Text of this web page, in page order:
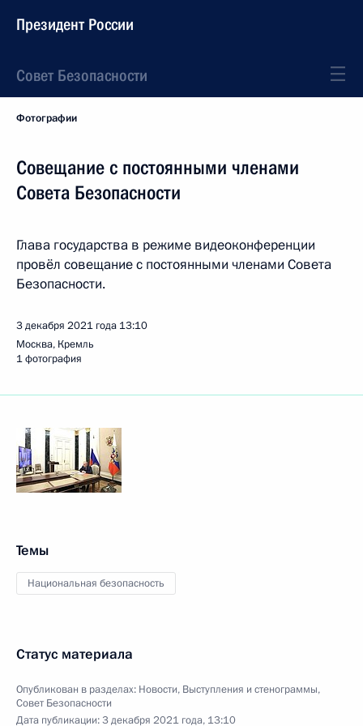
Президент России
Совет Безопасности
Фотографии
Совещание с постоянными членами
Совета Безопасности
Глава государства в режиме видеоконференции
провёл совещание с постоянными членами Совета
Безопасности.
3 декабря 2021 года 13:10
Москва, Кремль
1 фотография
Темы
Национальная безопасность
Статус материала
Опубликован в разделах: Новости, Выступления и стенограммы,
Совет Безопасности
Дата публикации:3 декабря 2021 года, 13:10